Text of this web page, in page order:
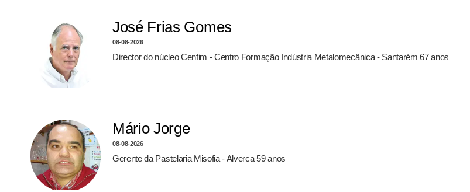
José Frias Gomes
08-08-2026
Director do núcleo Cenfim - Centro Formação Indústria Metalomecânica - Santarém 67 anos
Mário Jorge
08-08-2026
Gerente da Pastelaria Misofia - Alverca 59 anos